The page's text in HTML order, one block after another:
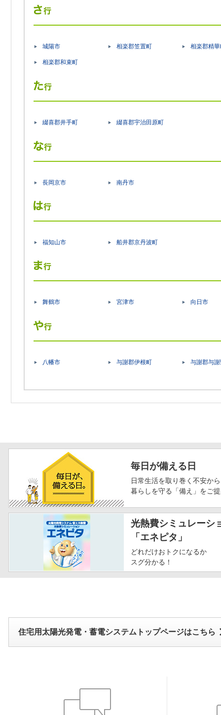
城陽市 相楽郡笠置町 相楽郡精
相楽郡和束町
綴喜郡井手町 綴喜郡宇治田原町
長岡京市 南丹市
福知山市 船井郡京丹波町
舞鶴市 宮津市 向日市
八幡市 与謝郡伊根町 与謝郡与
毎日が備える日
日常生活を取り巻く不安から
暮らしを守る「備え」をご
光熱費シミュレーシ
「エネピタ」
どれだけおトクになるか
スグ分かる！
住宅用太陽光発電・蓄電システムトップページはこちら